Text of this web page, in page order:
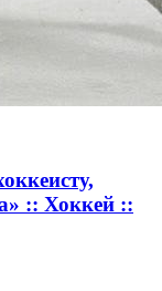
:: Хоккей ::